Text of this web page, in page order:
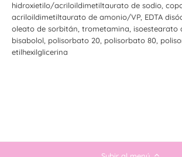
hidroxietilo/acriloildimetiltaurato de sodio,
acriloildimetiltaurato de amonio/VP, EDTA
oleato de sorbitán, trometamina, isoestearato
bisabolol, polisorbato 20, polisorbato 80,
etilhexilglicerina